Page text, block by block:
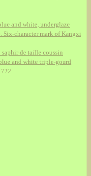
and white, underglaze
Six-character mark of Kangxi
de taille coussin
and white triple-gourd